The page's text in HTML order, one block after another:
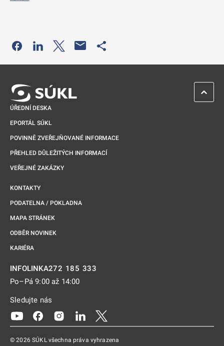
Odkaz se otevře na nové kartě
Odkaz se otevře na nové kartě
Odkaz se otevře na nové kartě
ÚŘEDNÍ DESKA
EPORTÁL SÚKL
POVINNĚ ZVEŘEJŇOVANÉ INFORMACE
PŘEHLED DŮLEŽITÝCH INFORMACÍ
VEŘEJNÉ ZAKÁZKY
KONTAKTY
PODATELNA / POKLADNA
MAPA STRÁNEK
ODBĚR NOVINEK
KARIÉRA
INFOLINKA272 185 333
Po–Pá 9:00 až 14:00
Sledujte nás
Odkaz se otevře na nové kartě
Odkaz se otevře na nové kartě
Odkaz se otevře na nové kartě
Odkaz se otevře na nové kartě
© 2026 SÚKL všechna práva vyhrazena
ZPĚT